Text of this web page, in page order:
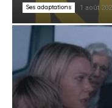
Ses adaptations 1 août